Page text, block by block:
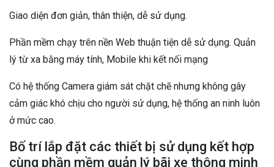
Giao diện đơn giản, thân thiện, dễ sử dụng.
Phần mềm chạy trên nền Web thuận tiện dễ sử dụng. Quản
lý từ xa bằng máy tính, Mobile khi kết nối mạng
Có hệ thống Camera giám sát chặt chẽ nhưng không gây
cảm giác khó chịu cho người sử dụng, hệ thống an ninh luôn
ở mức cao.
Bố trí lắp đặt các thiết bị sử dụng kết hợp
cùng phần mềm quản lý bãi xe thông minh